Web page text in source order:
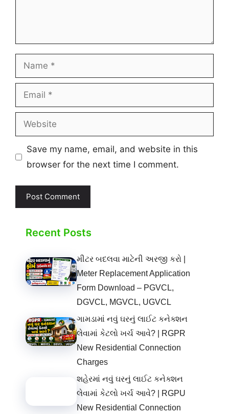
Name
Email
Website
Save my name, email, and website in this
browser for the next time I comment.
Recent Posts
મીટર બદલવા માટેની અરજી કરો |
Meter Replacement Application
Form Download – PGVCL,
DGVCL, MGVCL, UGVCL
ગામડામાં નવું ઘરનું લાઈટ કનેક્શન
લેવામાં કેટલો ખર્ચ આવે? | RGPR
New Residential Connection
Charges
શહેરમાં નવું ઘરનું લાઈટ કનેક્શન
લેવામાં કેટલો ખર્ચ આવે? | RGPU
New Residential Connection